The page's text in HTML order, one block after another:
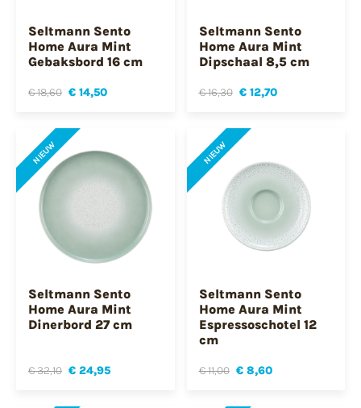
Seltmann Sento
Home Aura Mint
Gebaksbord 16 cm
€ 18,60 € 14,50
Seltmann Sento
Home Aura Mint
Dipschaal 8,5 cm
€ 16,30 € 12,70
NIEUW
Seltmann Sento
Home Aura Mint
Dinerbord 27 cm
€ 32,10 € 24,95
NIEUW
Seltmann Sento
Home Aura Mint
Espressoschotel 12
cm
€ 11,00 € 8,60